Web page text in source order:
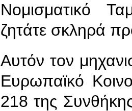
Νομισματικό
ζητάτε σκληρά
Αυτόν τον
Ευρωπαϊκό
218 της